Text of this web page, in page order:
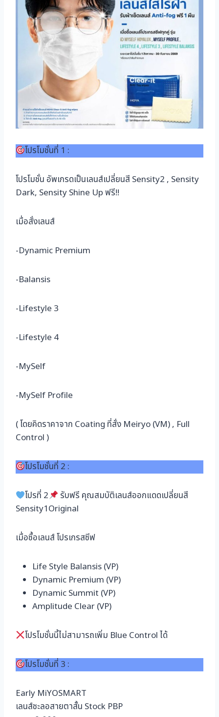
โปรโมชั่นที่ 1 :
โปรโมชั่น อัพเกรดเป็นเลนส์เปลี่ยนสี Sensity2 , Sensity
Dark, Sensity Shine Up ฟรี!!
เมื่อสั่งเลนส์
-Dynamic Premium
-Balansis
-Lifestyle 3
-Lifestyle 4
-MySelf
-MySelf Profile
( โดยคิดราคาจาก Coating ที่สั่ง Meiryo (VM) , Full
Control )
โปรโมชั่นที่ 2 :
โปรที่ 2
รับฟรี คุณสมบัติเลนส์ออกแดดเปลี่ยนสี
Sensity1Original
เมื่อซื้อเลนส์ โปรเกรสซีฟ
Life Style Balansis (VP)
Dynamic Premium (VP)
Dynamic Summit (VP)
Amplitude Clear (VP)
โปรโมชั่นนี้ไม่สามารถเพิ่ม Blue Control ได้
โปรโมชั่นที่ 3 :
Early MiYOSMART
เลนส์ชะลอสายตาสั้น Stock PBP